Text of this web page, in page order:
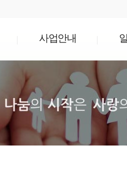
사업안내